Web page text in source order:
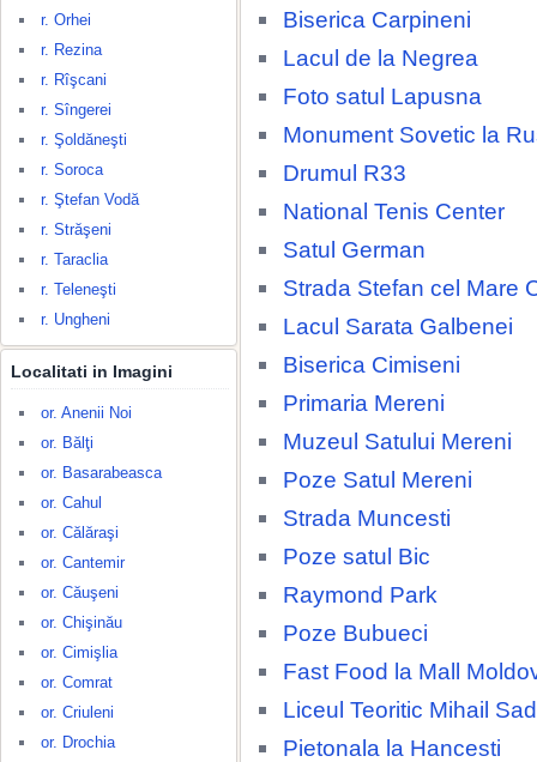
r. Orhei
r. Rezina
r. Rîşcani
r. Sîngerei
r. Şoldăneşti
r. Soroca
r. Ştefan Vodă
r. Străşeni
r. Taraclia
r. Teleneşti
r. Ungheni
Localitati in Imagini
or. Anenii Noi
or. Bălţi
or. Basarabeasca
or. Cahul
or. Călăraşi
or. Cantemir
or. Căuşeni
or. Chişinău
or. Cimişlia
or. Comrat
or. Criuleni
or. Drochia
Biserica Carpineni
Lacul de la Negrea
Foto satul Lapusna
Monument Sovetic la
Drumul R33
National Tenis Center
Satul German
Strada Stefan cel Mare
Lacul Sarata Galbenei
Biserica Cimiseni
Primaria Mereni
Muzeul Satului Mereni
Poze Satul Mereni
Strada Muncesti
Poze satul Bic
Raymond Park
Poze Bubueci
Fast Food la Mall
Liceul Teoritic Mihail
Pietonala la Hancesti